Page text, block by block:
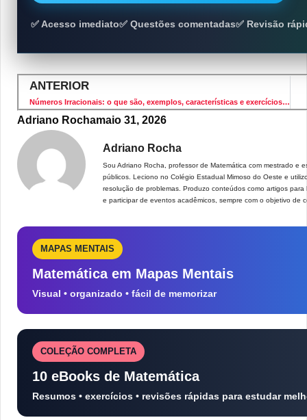
✅ Acesso imediato✅ Questões comentadas✅ Revisão
ANTERIOR
Números Irracionais: o que são, exemplos, características e exercícios resolvidos
Adriano Rochamaio 31, 2026
Adriano Rocha
Sou Adriano Rocha, professor de Matemática com mestrado e
públicos. Leciono no Colégio Estadual Mimoso do Oeste e
resolução de problemas. Produzo conteúdos como artigos
e participar de eventos acadêmicos, sempre com o objetivo de
MAPAS MENTAIS
Matemática em Mapas Mentais
Visual • organizado • fácil de memorizar
COLEÇÃO COMPLETA
10 eBooks de Matemática
Resumos • exercícios • revisões rápidas para estudar